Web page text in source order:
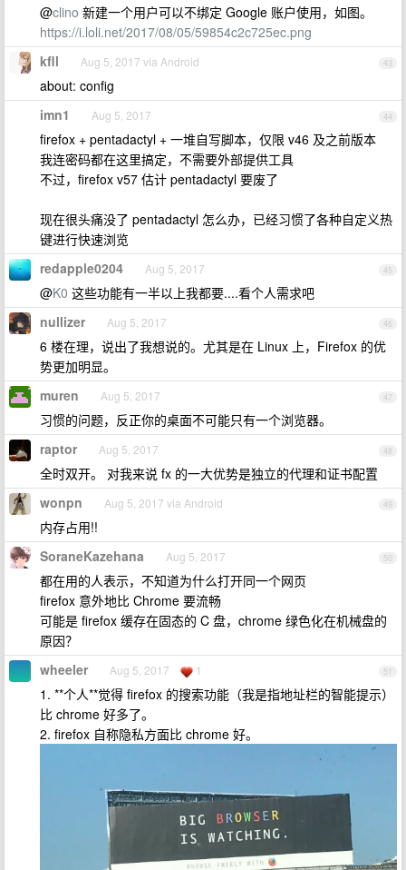
@clino 新建一个用户可以不绑定 Google 账户使用，如图。
https://i.loli.net/2017/08/05/59854c2c725ec.png
43
kfll Aug 5, 2017 via Android
about: config
44
imn1 Aug 5, 2017
firefox + pentadactyl + 一堆自写脚本，仅限 v46 及之前版本
我连密码都在这里搞定，不需要外部提供工具
不过，firefox v57 估计 pentadactyl 要废了
现在很头痛没了 pentadactyl 怎么办，已经习惯了各种自定义热
键进行快速浏览
45
redapple0204 Aug 5, 2017
@K0 这些功能有一半以上我都要....看个人需求吧
46
nullizer Aug 5, 2017
6 楼在理，说出了我想说的。尤其是在 Linux 上，Firefox 的优
势更加明显。
47
muren Aug 5, 2017
习惯的问题，反正你的桌面不可能只有一个浏览器。
48
raptor Aug 5, 2017
全时双开。 对我来说 fx 的一大优势是独立的代理和证书配置
49
wonpn Aug 5, 2017 via Android
内存占用!!
50
SoraneKazehana Aug 5, 2017
都在用的人表示，不知道为什么打开同一个网页
firefox 意外地比 Chrome 要流畅
可能是 firefox 缓存在固态的 C 盘，chrome 绿色化在机械盘的
原因？
51
wheeler Aug 5, 2017 1
1. **个人**觉得 firefox 的搜索功能（我是指地址栏的智能提示）
比 chrome 好多了。
2. firefox 自称隐私方面比 chrome 好。